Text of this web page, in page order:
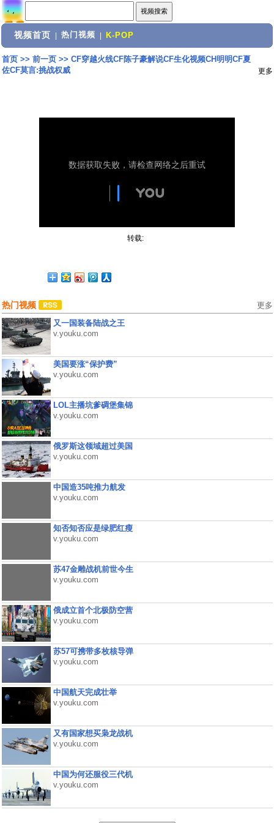
视频首页 热门视频 K-POP
首页>> 前一页>> CF穿越火线CF陈子豪解说CF生化视频CH明明CF夏
佐CF莫言:挑战权威
更多
转载:
热门视频 更多
又一国装备陆战之王
v.youku.com
美国要涨“保护费”
v.youku.com
LOL主播坑爹碉堡集锦
v.youku.com
俄罗斯这领域超过美国
v.youku.com
中国造35吨推力航发
v.youku.com
知否知否应是绿肥红瘦
v.youku.com
苏47金雕战机前世今生
v.youku.com
俄成立首个北极防空营
v.youku.com
苏57可携带多枚核导弹
v.youku.com
中国航天完成壮举
v.youku.com
又有国家想买枭龙战机
v.youku.com
中国为何还服役三代机
v.youku.com